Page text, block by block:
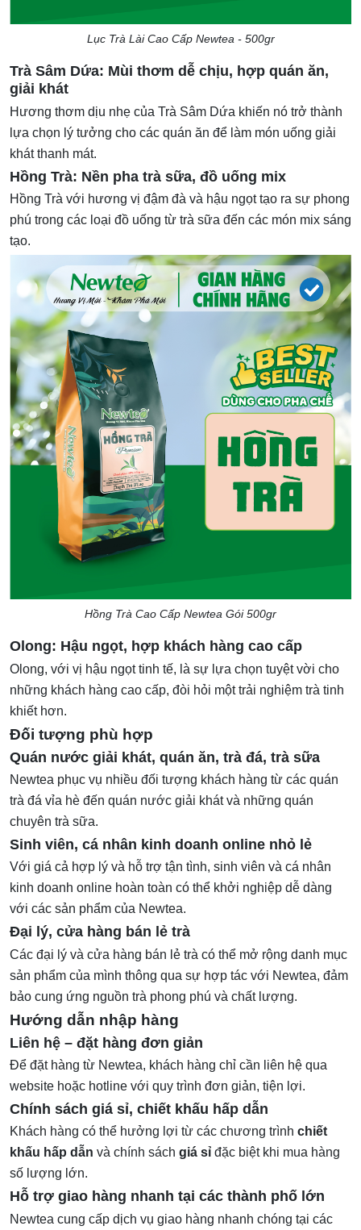
Lục Trà Lài Cao Cấp Newtea - 500gr
Trà Sâm Dứa: Mùi thơm dễ chịu, hợp quán ăn,
giải khát
Hương thơm dịu nhẹ của Trà Sâm Dứa khiến nó trở thành
lựa chọn lý tưởng cho các quán ăn để làm món uống giải
khát thanh mát.
Hồng Trà: Nền pha trà sữa, đồ uống mix
Hồng Trà với hương vị đậm đà và hậu ngọt tạo ra sự phong
phú trong các loại đồ uống từ trà sữa đến các món mix sáng
tạo.
Hồng Trà Cao Cấp Newtea Gói 500gr
Olong: Hậu ngọt, hợp khách hàng cao cấp
Olong, với vị hậu ngọt tinh tế, là sự lựa chọn tuyệt vời cho
những khách hàng cao cấp, đòi hỏi một trải nghiệm trà tinh
khiết hơn.
Đối tượng phù hợp
Quán nước giải khát, quán ăn, trà đá, trà sữa
Newtea phục vụ nhiều đối tượng khách hàng từ các quán
trà đá vỉa hè đến quán nước giải khát và những quán
chuyên trà sữa.
Sinh viên, cá nhân kinh doanh online nhỏ lẻ
Với giá cả hợp lý và hỗ trợ tận tình, sinh viên và cá nhân
kinh doanh online hoàn toàn có thể khởi nghiệp dễ dàng
với các sản phẩm của Newtea.
Đại lý, cửa hàng bán lẻ trà
Các đại lý và cửa hàng bán lẻ trà có thể mở rộng danh mục
sản phẩm của mình thông qua sự hợp tác với Newtea, đảm
bảo cung ứng nguồn trà phong phú và chất lượng.
Hướng dẫn nhập hàng
Liên hệ – đặt hàng đơn giản
Để đặt hàng từ Newtea, khách hàng chỉ cần liên hệ qua
website hoặc hotline với quy trình đơn giản, tiện lợi.
Chính sách giá sỉ, chiết khấu hấp dẫn
Khách hàng có thể hưởng lợi từ các chương trình chiết
khấu hấp dẫn và chính sách giá sỉ đặc biệt khi mua hàng
số lượng lớn.
Hỗ trợ giao hàng nhanh tại các thành phố lớn
Newtea cung cấp dịch vụ giao hàng nhanh chóng tại các